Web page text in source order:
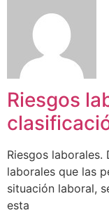
Riesgos
Riesgos
laborales que las
situación laboral,
esta